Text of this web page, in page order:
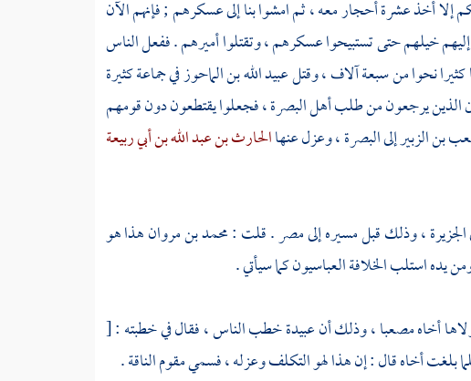
أخذ عشرة أحجار معه ، ثم امشوا بنا إلى عسكرهم ; فإنهم الآن
خيلهم حتى تستبيحوا عسكرهم ، وتقتلوا أميرهم . ففعل الناس
نحوا من سبعة آلاف ، وقتلعبيد الله بن الماحوزفي جماعة كثيرة
الذين يرجعون من طلب أهلالبصرة، فجعلوا يقتطعون دون قومهم
بن الزبيرإلىالبصرة، وعزل عنهاالحارث بن عبد الله بن أبي ربيعة
الجزيرة، وذلك قبل مسيره إلى مصر . قلت :محمد بن مروانهذا هو
يده استلب الخلافةالعباسيونكما سيأتي .
أخاهمصعبا، وذلك أنعبيدةخطب الناس ، فقال في خطبته :[
بلغت أخاه قال : إن هذا لهو التكلف وعزله ، فسمي مقوم الناقة .